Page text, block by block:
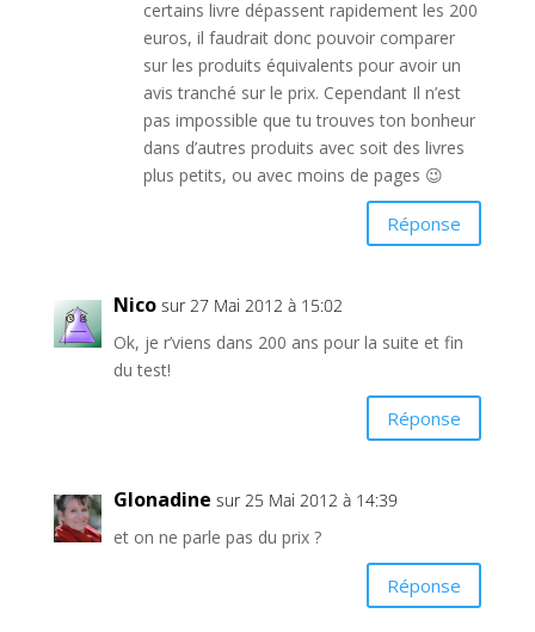
certains livre dépassent rapidement les 200
euros, il faudrait donc pouvoir comparer
sur les produits équivalents pour avoir un
avis tranché sur le prix. Cependant Il n’est
pas impossible que tu trouves ton bonheur
dans d’autres produits avec soit des livres
plus petits, ou avec moins de pages 😉
Réponse
Nico sur 27 Mai 2012 à 15:02
Ok, je r’viens dans 200 ans pour la suite et fin
du test!
Réponse
Glonadine sur 25 Mai 2012 à 14:39
et on ne parle pas du prix ?
Réponse